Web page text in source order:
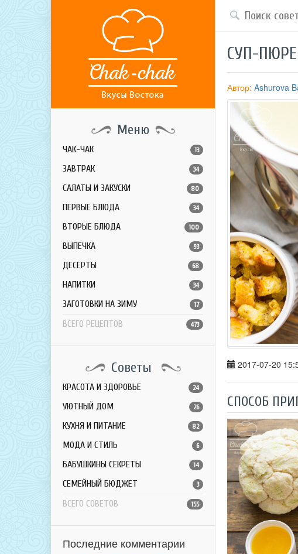
Меню
ЧАК-ЧАК 13
ЗАВТРАК 34
САЛАТЫ И ЗАКУСКИ 80
ПЕРВЫЕ БЛЮДА 34
ВТОРЫЕ БЛЮДА 100
ВЫПЕЧКА 93
ДЕСЕРТЫ 68
НАПИТКИ 34
ЗАГОТОВКИ НА ЗИМУ 17
ВСЕГО РЕЦЕПТОВ 473
Советы
КРАСОТА И ЗДОРОВЬЕ 24
УЮТНЫЙ ДОМ 26
КУХНЯ И ПИТАНИЕ 82
МОДА И СТИЛЬ 6
БАБУШКИНЫ СЕКРЕТЫ 14
СЕМЕЙНЫЙ БЮДЖЕТ 3
ВСЕГО СОВЕТОВ 155
Последние комментарии
СУП-
Автор: Ashurova
2017-07-20
СПОСОБ